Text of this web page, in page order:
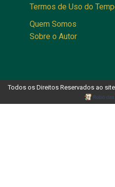
Termos de Uso do
Quem Somos
Sobre o Autor
Todos os Direitos Reservados ao